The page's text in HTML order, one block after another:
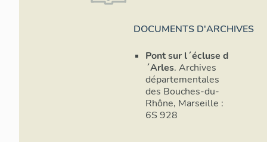
DOCUMENTS D'ARCHIVES
Pont sur l´écluse d
´Arles. Archives
départementales
des Bouches-du-
Rhône, Marseille :
6S 928